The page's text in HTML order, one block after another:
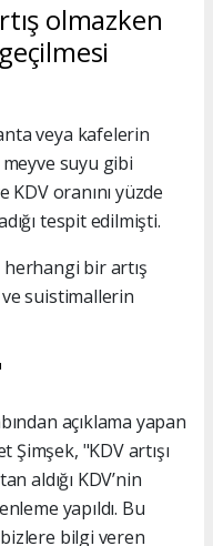
olmazken
veya kafelerin
suyu gibi
oranını yüzde
tespit edilmişti.
herhangi bir artış
suistimallerin
açıklama yapan
Şimşek, "KDV artışı
aldığı KDV’nin
yapıldı. Bu
bilgi veren